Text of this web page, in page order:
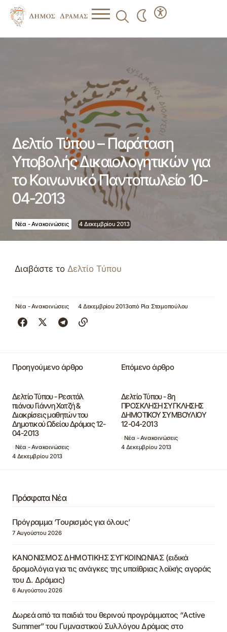
Δελτίο Τύπου – Παράταση
Υποβολής Δικαιολογητικών για
το Κοινωνικό Παντοπωλείο 10-
04-2013
Νέα - Ανακοινώσεις 4 Δεκεμβρίου 2013
Διαβάστε το Δελτίο Τύπου
Νέα - Ανακοινώσεις 4 Δεκεμβρίου 2013από Ρία Σταμοπούλου
Προηγούμενο άρθρο
Δελτίο Τύπου - Ρεσιτάλ
πιάνου Γιάννη Χατζή &
Διακρίσεις μαθητών του
Δημοτικού Ωδείου Δράμας 12-
04-2013
Νέα - Ανακοινώσεις
4 Δεκεμβρίου 2013
Επόμενο άρθρο
Δελτίο Τύπου - 8η
ΠΡΟΣΚΛΗΣΗ ΣΥΓΚΛΗΣΗΣ
ΔΗΜΟΤΙΚΟΥ ΣΥΜΒΟΥΛΙΟΥ
12-04-2013
Νέα - Ανακοινώσεις
4 Δεκεμβρίου 2013
Πρόσφατα Νέα
Πρόγραμμα ‘Τουρισμός για όλους’
7 Αυγούστου 2026
ΚΑΝΟΝΙΣΜΟΣ ΔΗΜΟΤΙΚΗΣ ΣΥΓΚΟΙΝΩΝΙΑΣ (ειδικά
δρομολόγια για τις ανάγκες της υπαίθριας λαϊκής αγοράς
του Δ. Δράμας)
6 Αυγούστου 2026
Δωρεά από τα παιδιά του θερινού προγράμματος “Active
Summer” του Γυμναστικού Συλλόγου Δράμας στο